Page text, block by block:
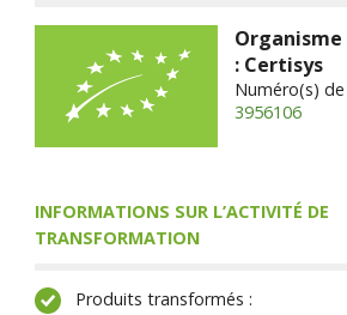
: Certisys
Numéro(s)
3956106
INFORMATIONS SUR L’ACTIVITÉ DE
TRANSFORMATION
Produits transformés :